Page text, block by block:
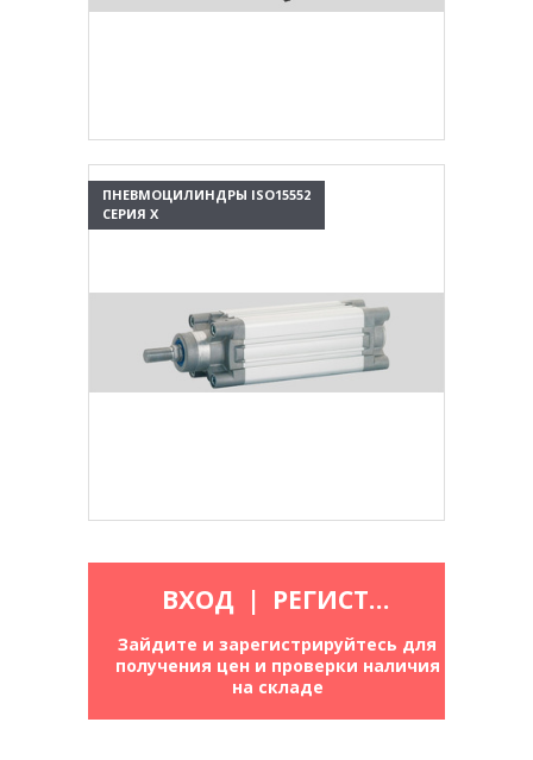
ПНЕВМОЦИЛИНДРЫ ISO15552
СЕРИЯ X
ВХОД | РЕГИСТРАЦИЯ
Зайдите и зарегистрируйтесь для
получения цен и проверки наличия
на складе